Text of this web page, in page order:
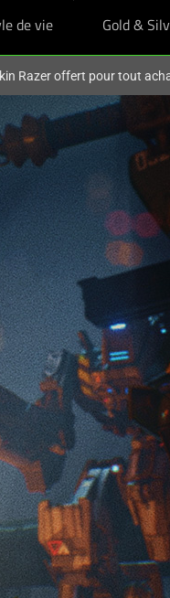
de vie Gold &
Razer offert pour tout